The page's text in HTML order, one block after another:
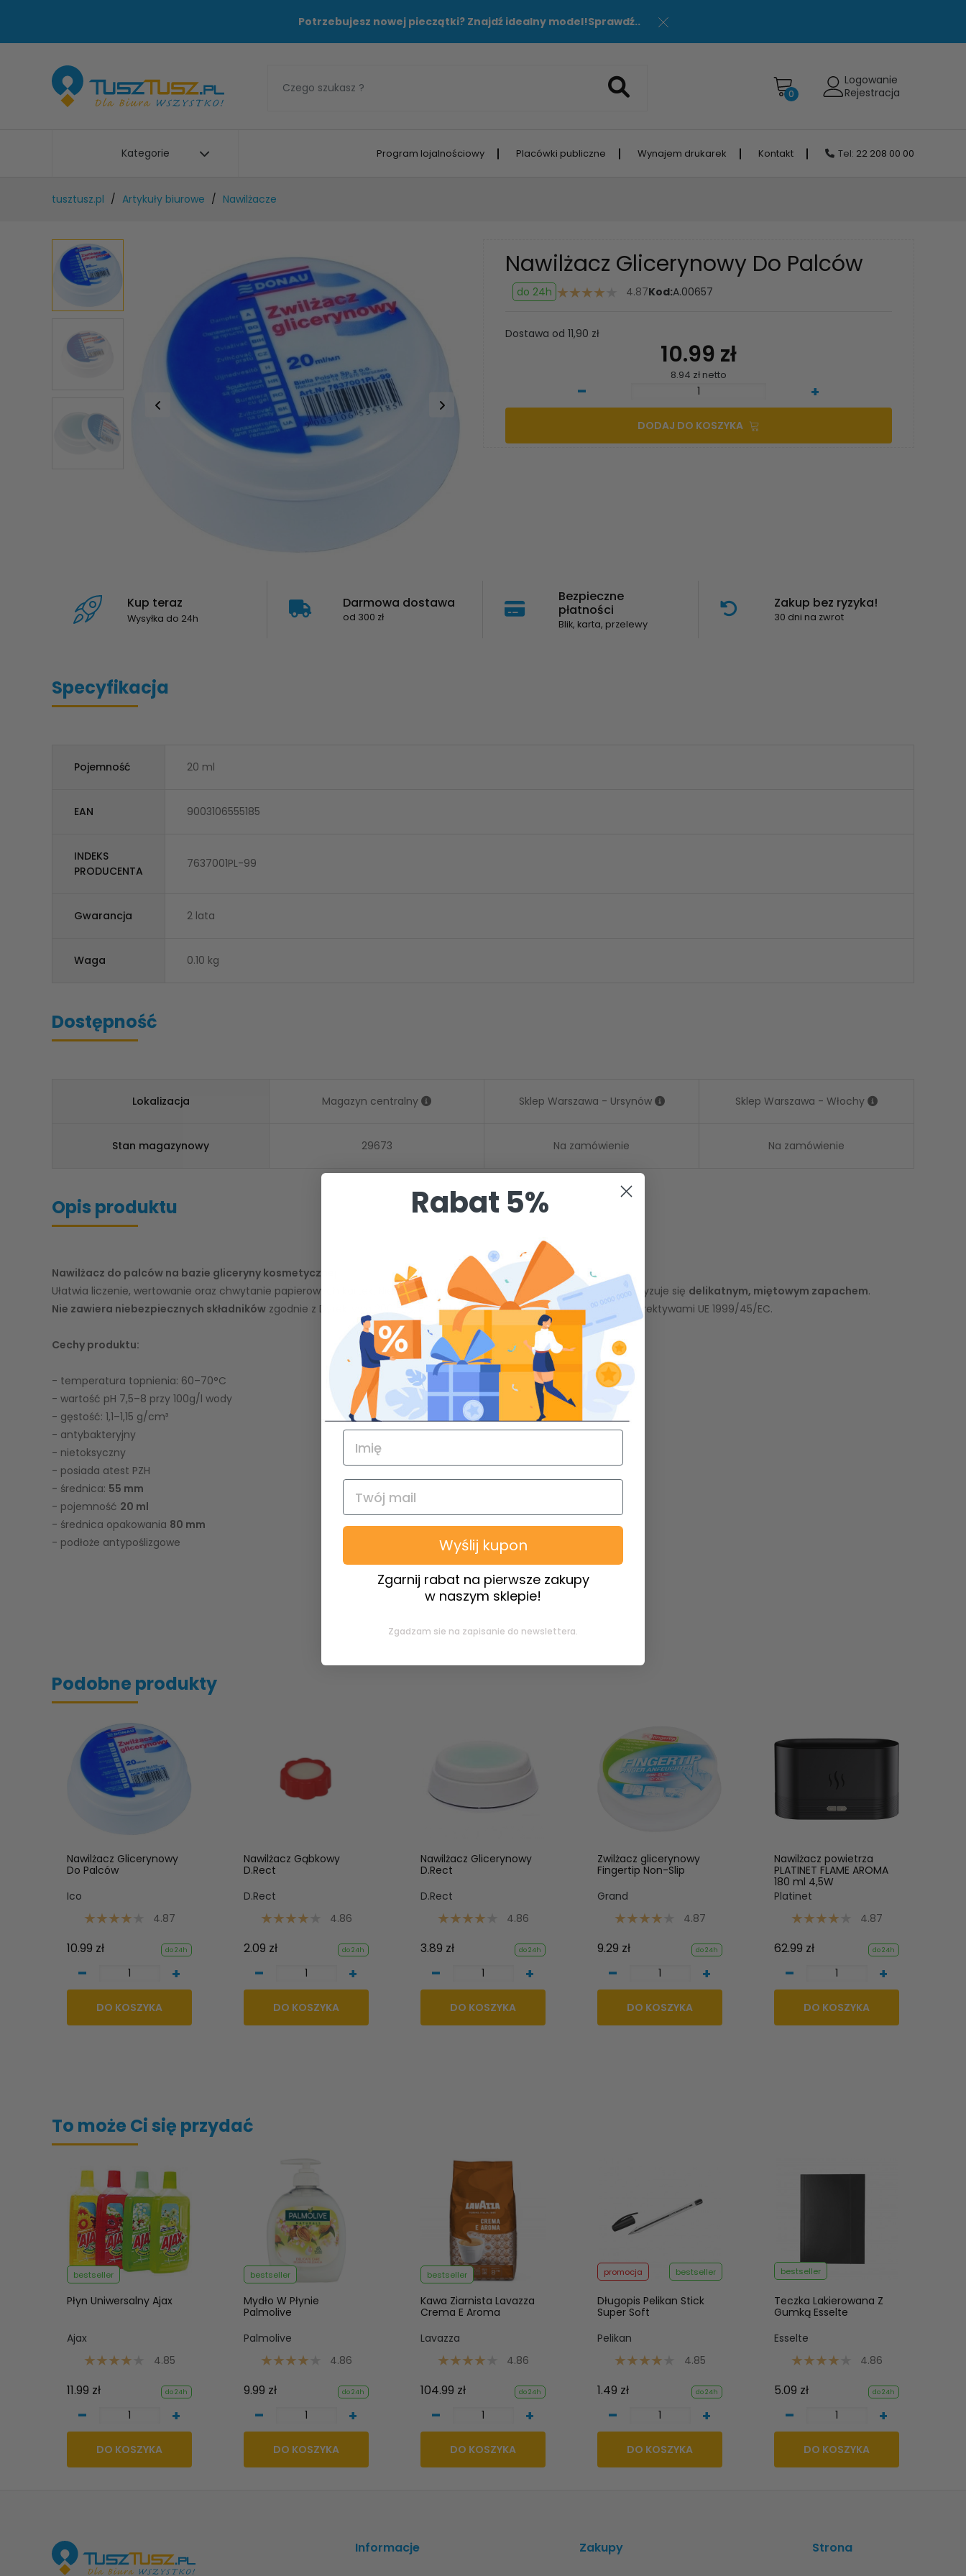
Potrzebujesz nowej pieczątki? Znajdź idealny model!Sprawdź..
0
Logowanie
Rejestracja
Kategorie Program lojalnościowy Placówki publiczne Wynajem drukarek Kontakt Tel: 22 208 00 00
tusztusz.pl Artykuły biurowe Nawilżacze
Nawilżacz Glicerynowy Do Palców
do 24h 4.87Kod:A.00657
Dostawa od 11,90 zł
10.99 zł
8.94 zł netto
- +
DODAJ DO KOSZYKA
Kup teraz
Wysyłka do 24h
Darmowa dostawa
od 300 zł
Bezpieczne
płatności
Blik, karta, przelewy
Zakup bez ryzyka!
30 dni na zwrot
Specyfikacja
Pojemność 20 ml
EAN 9003106555185
INDEKS
PRODUCENTA
7637001PL-99
Gwarancja 2 lata
Waga 0.10 kg
Dostępność
Lokalizacja Magazyn centralny Sklep Warszawa - Ursynów Sklep Warszawa - Włochy
Stan magazynowy 29673 Na zamówienie Na zamówienie
Opis produktu
Nawilżacz do palców na bazie gliceryny kosmetycznej.
Ułatwia liczenie, wertowanie oraz chwytanie papierowych kartek. Nie pozostawia tłustych plam na papierze. Charakteryzuje się delikatnym, miętowym zapachem.
Nie zawiera niebezpiecznych składników zgodnie z Dyrektywą 2001/58/EC. Żel nie stanowi zagrożeniazgodnie z Dyrektywami UE 1999/45/EC.
Cechy produktu:
- temperatura topnienia: 60–70°C
- wartość pH 7,5–8 przy 100g/l wody
- gęstość: 1,1–1,15 g/cm³
- antybakteryjny
- nietoksyczny
- posiada atest PZH
- średnica: 55 mm
- pojemność 20 ml
- średnica opakowania 80 mm
- podłoże antypoślizgowe
Podobne produkty
Nawilżacz Glicerynowy
Do Palców
Ico
4.87
10.99 zł do 24h
- +
DO KOSZYKA
Nawilżacz Gąbkowy
D.Rect
D.Rect
4.86
2.09 zł do 24h
- +
DO KOSZYKA
Nawilżacz Glicerynowy
D.Rect
D.Rect
4.86
3.89 zł do 24h
- +
DO KOSZYKA
Zwilżacz glicerynowy
Fingertip Non-Slip
Grand
4.87
9.29 zł do 24h
- +
DO KOSZYKA
Nawilżacz powietrza
PLATINET FLAME AROMA
180 ml 4,5W
Platinet
4.87
62.99 zł do 24h
- +
DO KOSZYKA
To może Ci się przydać
bestseller
Płyn Uniwersalny Ajax
Ajax
4.85
11.99 zł do 24h
- +
DO KOSZYKA
bestseller
Mydło W Płynie
Palmolive
Palmolive
4.86
9.99 zł do 24h
- +
DO KOSZYKA
bestseller
Kawa Ziarnista Lavazza
Crema E Aroma
Lavazza
4.86
104.99 zł do 24h
- +
DO KOSZYKA
promocja bestseller
Długopis Pelikan Stick
Super Soft
Pelikan
4.85
1.49 zł do 24h
- +
DO KOSZYKA
bestseller
Teczka Lakierowana Z
Gumką Esselte
Esselte
4.86
5.09 zł do 24h
- +
DO KOSZYKA
Informacje Zakupy Strona
Rabat 5%
Wyślij kupon
Zgarnij rabat na pierwsze zakupy
w naszym sklepie!
Zgadzam sie na zapisanie do newslettera.